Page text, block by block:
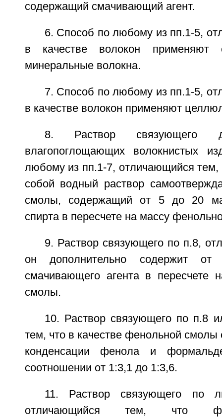
содержащий смачивающий агент.
6. Способ по любому из пп.1-5,
в качестве волокон применяют
минеральные волокна.
7. Способ по любому из пп.1-5,
в качестве волокон применяют
8. Раствор связующего
влагопоглощающих волокнистых
любому из пп.1-7, отличающийся тем,
собой водный раствор
смолы, содержащий от 5 до 20
спирта в пересчете на массу
9. Раствор связующего по п.8,
он дополнительно содержит
смачивающего агента в пересчете
смолы.
10. Раствор связующего по п.8
тем, что в качестве фенольной смолы
конденсации фенола и
соотношении от 1:3,1 до 1:3,6.
11. Раствор связующего по
отличающийся тем, что